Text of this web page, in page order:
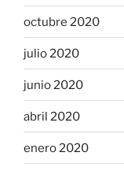
octubre 2020
julio 2020
junio 2020
abril 2020
enero 2020